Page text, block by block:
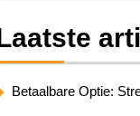
Betaalbare Optie: